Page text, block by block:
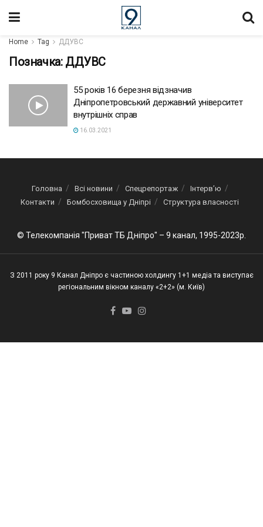
Home Tag ДДУВС
Позначка: ДДУВС
55 років 16 березня відзначив
Дніпропетровський державний університет
внутрішніх справ
16.03.2021
Головна Всі новини Спецрепортаж
Інтерв’ю
Контакти
Бомбосховища у Дніпрі Структура власності
© Телекомпанія "Приват ТБ Дніпро" – 9 канал, 1995-2023р.
З 2011 року 9 Канал Дніпро є частиною холдингу 1+1 медіа та виступає
регіональним вікном каналу «2+2» (м. Київ)